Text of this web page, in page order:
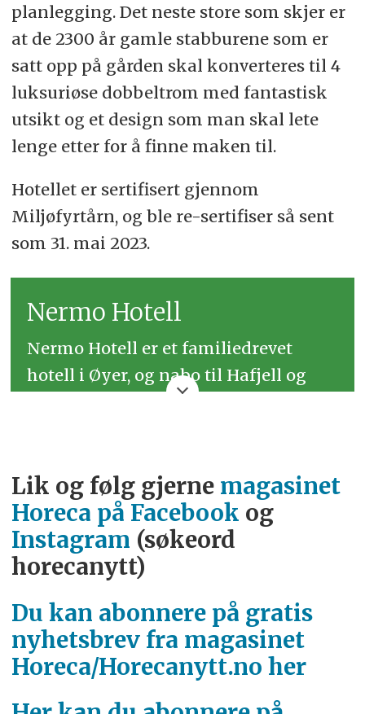
planlegging. Det neste store som skjer er
at de 2300 år gamle stabburene som er
satt opp på gården skal konverteres til 4
luksuriøse dobbeltrom med fantastisk
utsikt og et design som man skal lete
lenge etter for å finne maken til.
Hotellet er sertifisert gjennom
Miljøfyrtårn, og ble re-sertifiser så sent
som 31. mai 2023.
Nermo Hotell
Nermo Hotell er et familiedrevet
hotell i Øyer, og nabo til Hafjell og
og 53.
Aktive familier velger ofte Nermo
som base. Stedet ligger nær fartsfylte
opplevelser i Hafjell og Hunderfossen
minigolfbane.
Familien til Johannes Nermo tok over
Lik og følg gjerne magasinet
Horeca på Facebook og
Instagram (søkeord
horecanytt)
Du kan abonnere på gratis
nyhetsbrev fra magasinet
Horeca/Horecanytt.no her